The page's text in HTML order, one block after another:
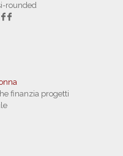
rounded
finanzia progetti